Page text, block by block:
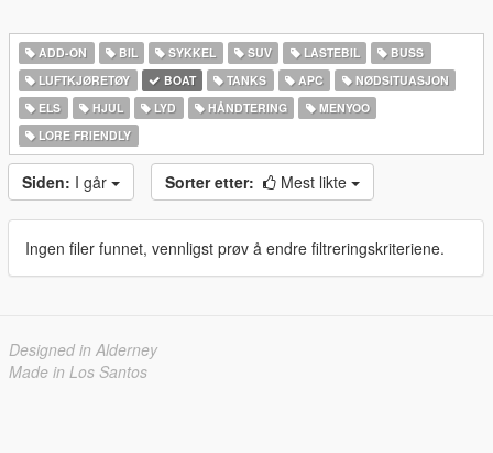
ADD-ON BIL SYKKEL SUV LASTEBIL
BUSS
LUFTKJØRETØY
BOAT TANKS APC
NØDSITUASJON
ELS
HJUL LYD HÅNDTERING
MENYOO
LORE FRIENDLY
Siden: I går Sorter etter: Mest likte
Ingen filer funnet, vennligst prøv å endre filtreringskriteriene.
Designed in Alderney
Made in Los Santos